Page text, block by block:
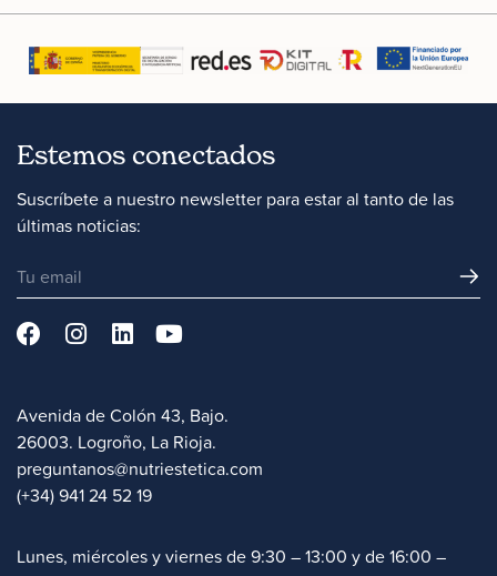
Estemos conectados
Suscríbete a nuestro newsletter para estar al tanto de las
últimas noticias:
Avenida de Colón 43, Bajo.
26003. Logroño, La Rioja.
preguntanos@nutriestetica.com
(+34) 941 24 52 19
Lunes, miércoles y viernes de 9:30 – 13:00 y de 16:00 –